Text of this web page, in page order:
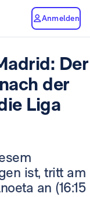
Anmelden
Der
der
Liga
ist, tritt am
an (16:15